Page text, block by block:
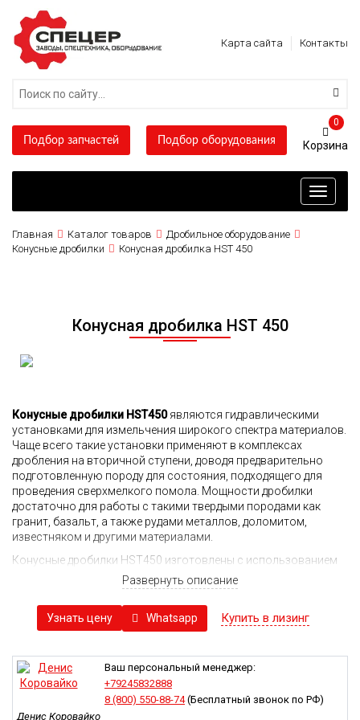
Карта сайта Контакты
Подбор запчастей Подбор оборудования
0
Toggle
Главная Каталог товаров
Дробильное оборудование
Конусные дробилки
Конусная дробилка HST 450
Конусная дробилка HST 450
Конусные дробилки HST450являются гидравлическими
установками для измельчения широкого спектра материалов.
Чаще всего такие установки применяют в комплексах
дробления на вторичной ступени, доводя предварительно
подготовленную породу для состояния, подходящего для
проведения сверхмелкого помола. Мощности дробилки
достаточно для работы с такими твердыми породами как
гранит, базальт, а также рудами металлов, доломитом,
известняком и другими материалами.
Конусные дробилки HST450 изготовлены с использованием
высококачественных комплектующих, базируются на
прочном основании и способны работать в условиях
значительных эксплуатационных нагрузок и агрессивной
внешней среды. За счет значительной мощности такие
установки эффективно справляются с дроблением
производительностью. Модель легко справляется с
длительной работой под максимальными нагрузками, что
положительно сказывается на экономической
эффективности.
Развернуть описание
Узнать цену Whatsapp Купить в лизинг
Ваш персональный менеджер:
+79245832888
8 (800) 550-88-74(Бесплатный звонок по РФ)
Денис Коровайко